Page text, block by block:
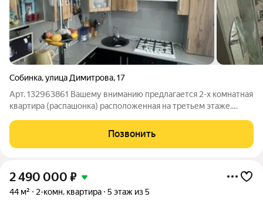
Собинка,улица Димитрова,17
Арт. 132963861 Вашему вниманию предлагается 2-х комнатная
квартира (распашонка) расположенная на третьем этаже.
Мебель ро договоренности, один взрослый собственник, вся
сумма в договоре,
Позвонить
2 490 000 ₽
44 м² 2-комн. квартира 5 этаж из 5